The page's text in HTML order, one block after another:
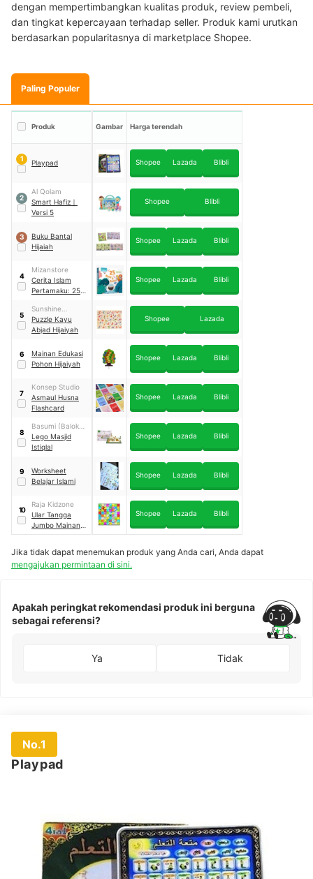
dengan mempertimbangkan kualitas produk, review pembeli,
dan tingkat kepercayaan terhadap seller. Produk kami urutkan
berdasarkan popularitasnya di marketplace Shopee.
Paling Populer
Produk Gambar Harga terendah
1 Playpad Shopee Lazada Blibli
2
Al Qolam
Smart Hafiz ｜
Versi 5
Shopee Blibli
3
Buku Bantal
Hijaiah
Shopee Lazada Blibli
4
Mizanstore
Cerita Islam
Pertamaku: 25
Shopee Lazada Blibli
5
Sunshine
Edutoys
Puzzle Kayu
Abjad Hijaiyah
Shopee Lazada
6
Mainan Edukasi
Pohon Hijaiyah
Shopee Lazada Blibli
7
Konsep Studio
Asmaul Husna
Flashcard
Shopee Lazada Blibli
8
Basumi (Balok
Susun Islami)
Lego Masjid
Istiqlal
Shopee Lazada Blibli
9
Worksheet
Belajar Islami
Shopee Lazada Blibli
10
Raja Kidzone
Ular Tangga
Jumbo Mainan
Edukasi - Edukasi
Shopee Lazada Blibli
Jika tidak dapat menemukan produk yang Anda cari, Anda dapat
mengajukan permintaan di sini.
Apakah peringkat rekomendasi produk ini berguna
sebagai referensi?
Ya Tidak
No.1
Playpad